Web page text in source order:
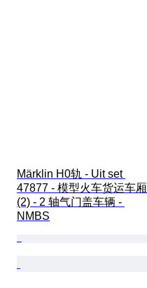
Märklin H0轨 - Uit set
47877 - 模型火车货运车厢
(2) - 2 轴气门盖车辆 -
NMBS